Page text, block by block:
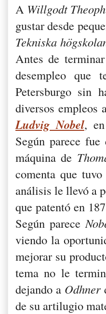
A Willgodt
gustar desde
Tekniska
Antes de
desempleo que
Petersburgo sin
diversos empleos
Ludvig Nobel,
Según parece
máquina de
comenta que
análisis le llevó a
que patentó en
Según parece
viendo la
mejorar su
tema no le
dejando a Odhner
de su artilugio